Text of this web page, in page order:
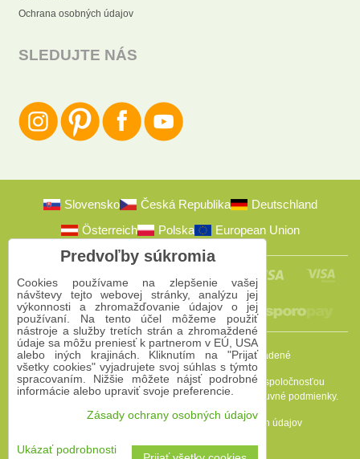
Ochrana osobných údajov
SLEDUJTE NÁS
Slovensko Česká Republika
Deutschland
Österreich
Polska European Union
2009-2026 © Bomba s.r.o.Všetky práva vyhradené
Táto stránka je chránená programom reCAPTCHA a spoločnosťou
Google. PlatiaPravidlá ochrany osobných údajov Zmluvné podmienky.
Predvoľby súkromia
Zásady ochrany osobných údajov
Predvoľby súkromia
Cookies používame na zlepšenie vašej
návštevy tejto webovej stránky, analýzu jej
výkonnosti a zhromažďovanie údajov o jej
používaní. Na tento účel môžeme použiť
nástroje a služby tretích strán a zhromaždené
údaje sa môžu preniesť k partnerom v EÚ, USA
alebo iných krajinách. Kliknutím na "Prijať
všetky cookies" vyjadrujete svoj súhlas s týmto
spracovaním. Nižšie môžete nájsť podrobné
informácie alebo upraviť svoje preferencie.
Zásady ochrany osobných údajov
Ukázať podrobnosti